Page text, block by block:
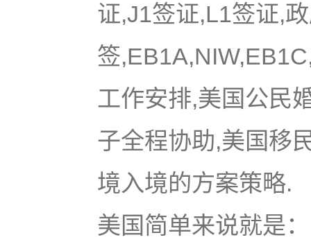
证,J1签证,L1签证,
签
工作安排,美国公民
子全程协助,美国移
境入境的方案策略.
美国简单来说就是